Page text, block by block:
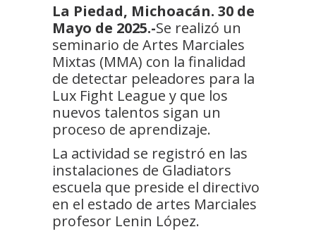
La Piedad, Michoacán. 30 de
Mayo de 2025.-Se realizó un
seminario de Artes Marciales
Mixtas (MMA) con la finalidad
de detectar peleadores para la
Lux Fight League y que los
nuevos talentos sigan un
proceso de aprendizaje.
La actividad se registró en las
instalaciones de Gladiators
escuela que preside el directivo
en el estado de artes Marciales
profesor Lenin López.